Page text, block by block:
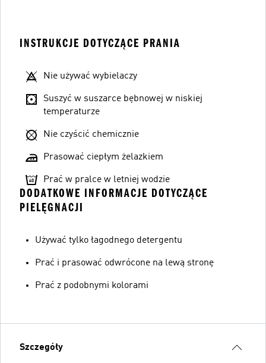
INSTRUKCJE DOTYCZĄCE PRANIA
Nie używać wybielaczy
Suszyć w suszarce bębnowej w niskiej
temperaturze
Nie czyścić chemicznie
Prasować ciepłym żelazkiem
Prać w pralce w letniej wodzie
DODATKOWE INFORMACJE DOTYCZĄCE
PIELĘGNACJI
Używać tylko łagodnego detergentu
Prać i prasować odwrócone na lewą stronę
Prać z podobnymi kolorami
Szczegóły